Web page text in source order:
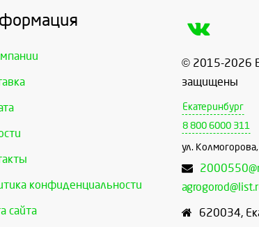
конфиденциальности
сайта
© 2015-2026
защищены
Екатеринбург
8 800 6000 311
ул.
620034,